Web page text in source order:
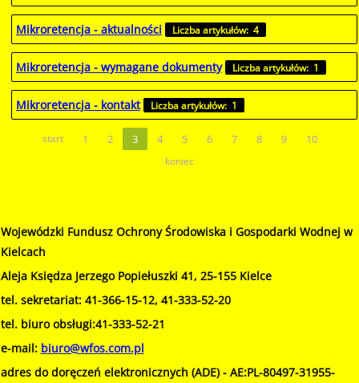
Mikroretencja - aktualności Liczba artykułów: 4
Mikroretencja - wymagane dokumenty Liczba artykułów: 1
Mikroretencja - kontakt Liczba artykułów: 1
start 1 2 3 4 5 6 7 8 9 10
koniec
Wojewódzki Fundusz Ochrony Środowiska i Gospodarki Wodnej w
Kielcach
Aleja Księdza Jerzego Popiełuszki 41, 25-155 Kielce
tel. sekretariat: 41-366-15-12, 41-333-52-20
tel. biuro obsługi:41-333-52-21
e-mail: biuro@wfos.com.pl
adres do doręczeń elektronicznych (ADE) - AE:PL-80497-31955-